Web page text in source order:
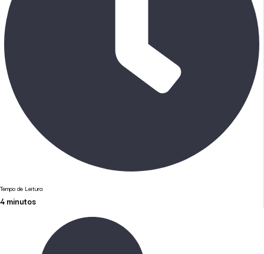
Tempo de Leitura
4minutos